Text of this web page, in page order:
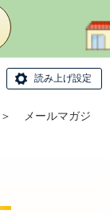
読み上げ設定
＞
メールマガジ